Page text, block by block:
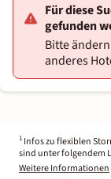
Für diese
gefunden
Bitte
anderes
1 Infos zu flexiblen
sind unter folgendem
Weitere Informationen